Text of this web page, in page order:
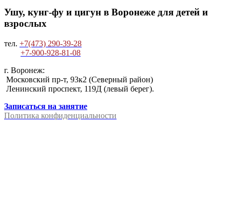
Ушу, кунг-фу и цигун в Воронеже для детей и
взрослых
тел. +7(473) 290-39-28
+7-900-928-81-08
г. Воронеж:
Московский пр-т, 93к2 (Северный район)
Ленинский проспект, 119Д (левый берег).
Записаться на занятие
Политика конфиденциальности